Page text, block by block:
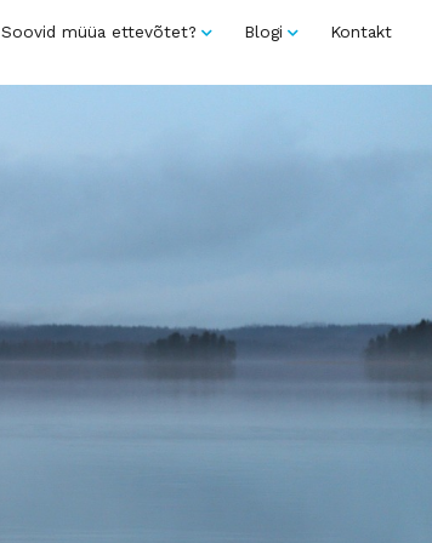
Soovid müüa ettevõtet? Blogi Kontakt